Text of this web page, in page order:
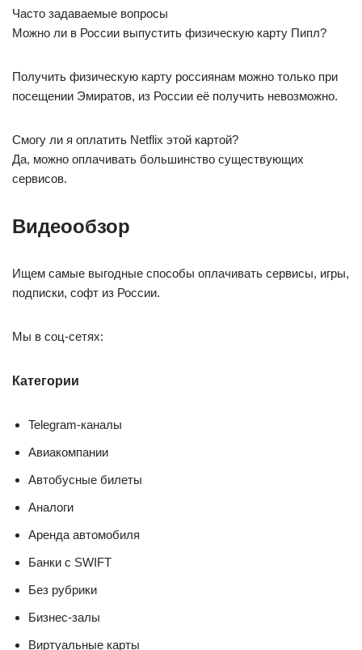
Часто задаваемые вопросы
Можно ли в России выпустить физическую карту Пипл?
Получить физическую карту россиянам можно только при
посещении Эмиратов, из России её получить невозможно.
Смогу ли я оплатить Netflix этой картой?
Да, можно оплачивать большинство существующих
сервисов.
Видеообзор
Ищем самые выгодные способы оплачивать сервисы, игры,
подписки, софт из России.
Мы в соц-сетях:
Категории
Telegram-каналы
Авиакомпании
Автобусные билеты
Аналоги
Аренда автомобиля
Банки с SWIFT
Без рубрики
Бизнес-залы
Виртуальные карты